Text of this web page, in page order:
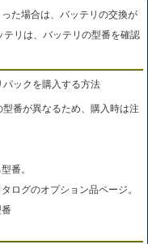
た場合は、バッテリの交換が
リは、バッテリの型番を確認
ックを購入する方法
番が異なるため、購入時は注
番。
ログのオプション品ページ。